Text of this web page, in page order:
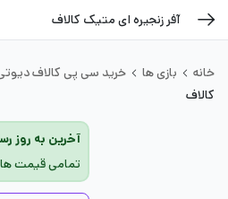
آفر زنجیره‌ ای متیک کالاف
خانه بازی ها خرید سی پی کالاف
کالاف
آخرین به روز رسانی
تمامی قیمت ها